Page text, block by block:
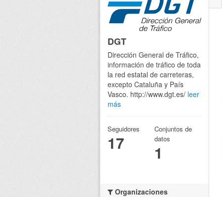
DGT
Dirección General de Tráfico,
información de tráfico de toda
la red estatal de carreteras,
excepto Cataluña y País
Vasco. http://www.dgt.es/ leer
más
Seguidores
17
Conjuntos de
datos
1
Organizaciones